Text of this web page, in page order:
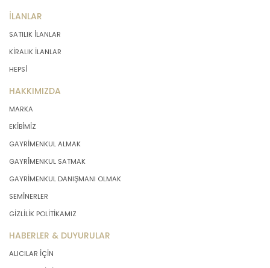
İLANLAR
SATILIK İLANLAR
KİRALIK İLANLAR
HEPSİ
HAKKIMIZDA
MARKA
EKİBİMİZ
GAYRİMENKUL ALMAK
GAYRİMENKUL SATMAK
GAYRİMENKUL DANIŞMANI OLMAK
SEMİNERLER
GİZLİLİK POLİTİKAMIZ
HABERLER & DUYURULAR
ALICILAR İÇİN